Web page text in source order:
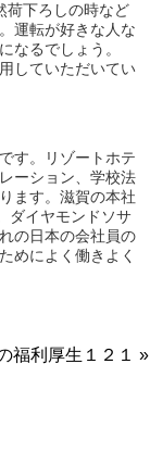
荷下ろしの時など
運転が好きな人な
なるでしょう。
していただいてい
す。リゾートホテ
ーション、学校法
ます。滋賀の本社
ダイヤモンドソサ
の日本の会社員の
めによく働きよく
福利厚生１２１ »